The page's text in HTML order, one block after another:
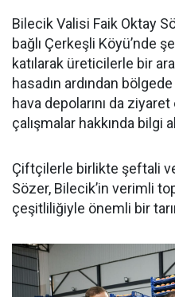
Bilecik Valisi Faik Oktay
bağlı Çerkeşli Köyü’nde
katılarak üreticilerle bir
hasadın ardından
hava depolarını da
çalışmalar hakkında bilgi
Çiftçilerle birlikte şeftali
Sözer, Bilecik’in verimli
çeşitliliğiyle önemli bir